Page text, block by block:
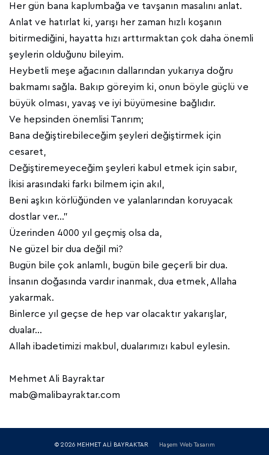
Her gün bana kaplumbağa ve tavşanın masalını anlat.
Anlat ve hatırlat ki, yarışı her zaman hızlı koşanın
bitirmediğini, hayatta hızı arttırmaktan çok daha önemli
şeylerin olduğunu bileyim.
Heybetli meşe ağacının dallarından yukarıya doğru
bakmamı sağla. Bakıp göreyim ki, onun böyle güçlü ve
büyük olması, yavaş ve iyi büyümesine bağlıdır.
Ve hepsinden önemlisi Tanrım;
Bana değiştirebileceğim şeyleri değiştirmek için
cesaret,
Değiştiremeyeceğim şeyleri kabul etmek için sabır,
İkisi arasındaki farkı bilmem için akıl,
Beni aşkın körlüğünden ve yalanlarından koruyacak
dostlar ver...”
Üzerinden 4000 yıl geçmiş olsa da,
Ne güzel bir dua değil mi?
Bugün bile çok anlamlı, bugün bile geçerli bir dua.
İnsanın doğasında vardır inanmak, dua etmek, Allaha
yakarmak.
Binlerce yıl geçse de hep var olacaktır yakarışlar,
dualar…
Allah ibadetimizi makbul, dualarımızı kabul eylesin.
Mehmet Ali Bayraktar
mab@malibayraktar.com
© 2026 MEHMET ALİ BAYRAKTAR Haşem Web Tasarım